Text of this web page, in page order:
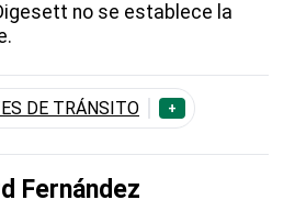
no se establece la
DE TRÁNSITO +
Fernández